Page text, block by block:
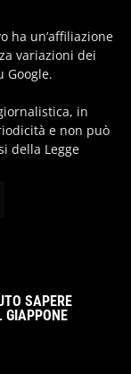
ha un’affiliazione
variazioni dei
Google.
in
e non può
della Legge
SAPERE
GIAPPONE